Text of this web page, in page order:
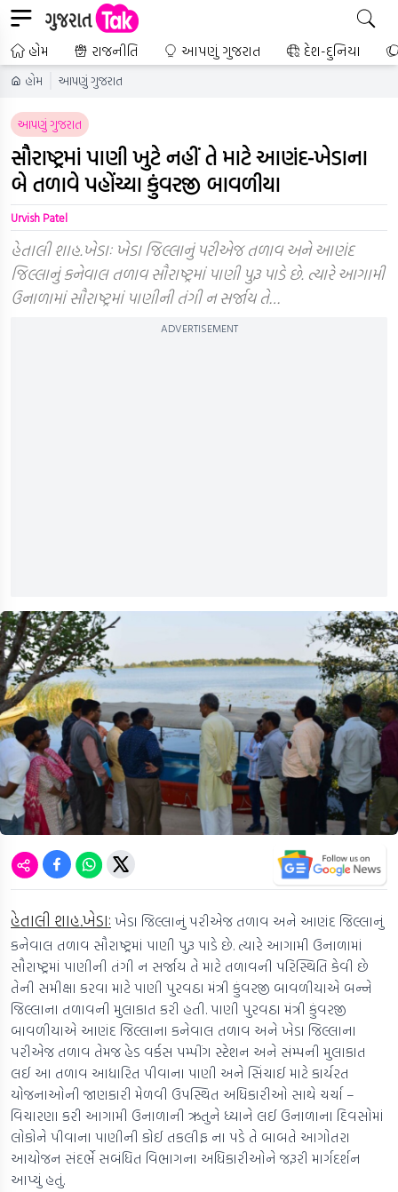
હોમ રાજનીતિ આપણું ગુજરાત દેશ-દુનિયા
હોમ આપણું ગુજરાત
આપણું ગુજરાત
સૌરાષ્ટ્રમાં પાણી ખુટે નહીં તે માટે આણંદ-ખેડાના
બે તળાવે પહોંચ્યા કુંવરજી બાવળીયા
Urvish Patel
હેતાલી શાહ.ખેડાઃ ખેડા જિલ્લાનું પરીએજ તળાવ અને આણંદ
જિલ્લાનું કનેવાલ તળાવ સૌરાષ્ટ્રમાં પાણી પુરૂ પાડે છે. ત્યારે આગામી
ઉનાળામાં સૌરાષ્ટ્રમાં પાણીની તંગી ન સર્જાય તે…
ADVERTISEMENT
હેતાલી શાહ.ખેડાઃ ખેડા જિલ્લાનું પરીએજ તળાવ અને આણંદ જિલ્લાનું
કનેવાલ તળાવ સૌરાષ્ટ્રમાં પાણી પુરૂ પાડે છે. ત્યારે આગામી ઉનાળામાં
સૌરાષ્ટ્રમાં પાણીની તંગી ન સર્જાય તે માટે તળાવની પરિસ્થિતિ કેવી છે
તેની સમીક્ષા કરવા માટે પાણી પુરવઠા મંત્રી કુંવરજી બાવળીયાએ બન્ને
જિલ્લાના તળાવની મુલાકાત કરી હતી. પાણી પુરવઠા મંત્રી કુંવરજી
બાવળીયાએ આણંદ જિલ્લાના કનેવાલ તળાવ અને ખેડા જિલ્લાના
પરીએજ તળાવ તેમજ હેડ વર્કસ પમ્પીંગ સ્ટેશન અને સંમ્પની મુલાકાત
લઈ આ તળાવ આધારિત પીવાના પાણી અને સિંચાઈ માટે કાર્યરત
યોજનાઓની જાણકારી મેળવી ઉપસ્થિત અધિકારીઓ સાથે ચર્ચા –
વિચારણા કરી આગામી ઉનાળાની ઋતુને ધ્યાને લઈ ઉનાળાના દિવસોમાં
લોકોને પીવાના પાણીની કોઈ તકલીફ ના પડે તે બાબતે આગોતરા
આયોજન સંદર્ભે સબંધિત વિભાગના અધિકારીઓને જરૂરી માર્ગદર્શન
આપ્યું હતું.